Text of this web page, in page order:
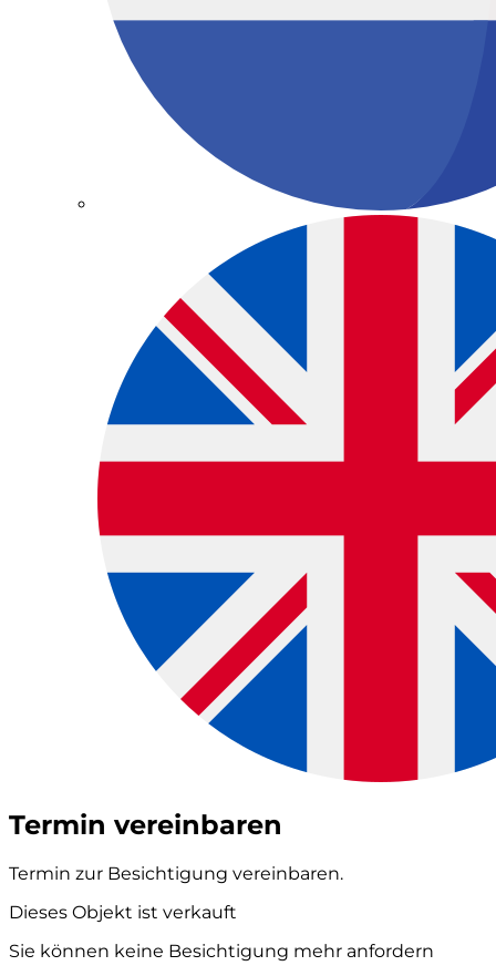
Termin vereinbaren
Termin zur Besichtigung vereinbaren.
Dieses Objekt ist verkauft
Sie können keine Besichtigung mehr anfordern